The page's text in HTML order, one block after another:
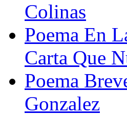
Colinas
Poema En
Carta Que
Poema
Gonzalez